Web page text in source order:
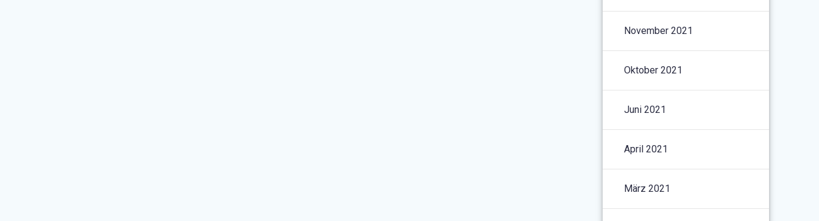
November 2021
Oktober 2021
Juni 2021
April 2021
März 2021